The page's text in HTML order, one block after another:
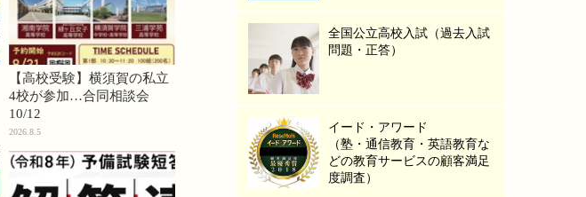
【高校受験】横須賀の私立
4校が参加…合同相談会
10/12
2026.8.5
全国公立高校入試（過去入試
問題・正答）
イード・アワード
（塾・通信教育・英語教育な
どの教育サービスの顧客満足
度調査）